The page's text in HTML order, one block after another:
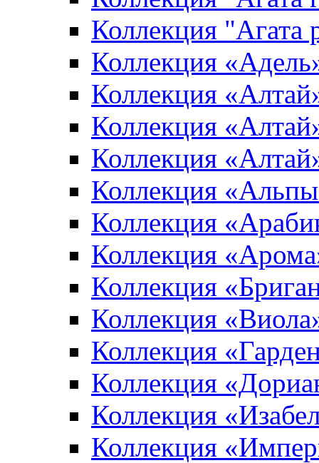
Коллекция "Агата
Коллекция
Коллекция
Коллекция
Коллекция
Коллекция
Коллекция
Коллекция
Коллекция
Коллекция
Коллекция
Коллекция
Коллекция
Коллекция